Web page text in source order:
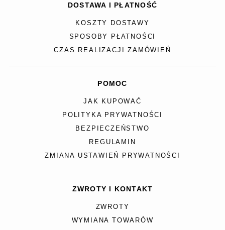
DOSTAWA I PŁATNOŚĆ
KOSZTY DOSTAWY
SPOSOBY PŁATNOŚCI
CZAS REALIZACJI ZAMÓWIEŃ
POMOC
JAK KUPOWAĆ
POLITYKA PRYWATNOŚCI
BEZPIECZEŃSTWO
REGULAMIN
ZMIANA USTAWIEŃ PRYWATNOŚCI
ZWROTY I KONTAKT
ZWROTY
WYMIANA TOWARÓW